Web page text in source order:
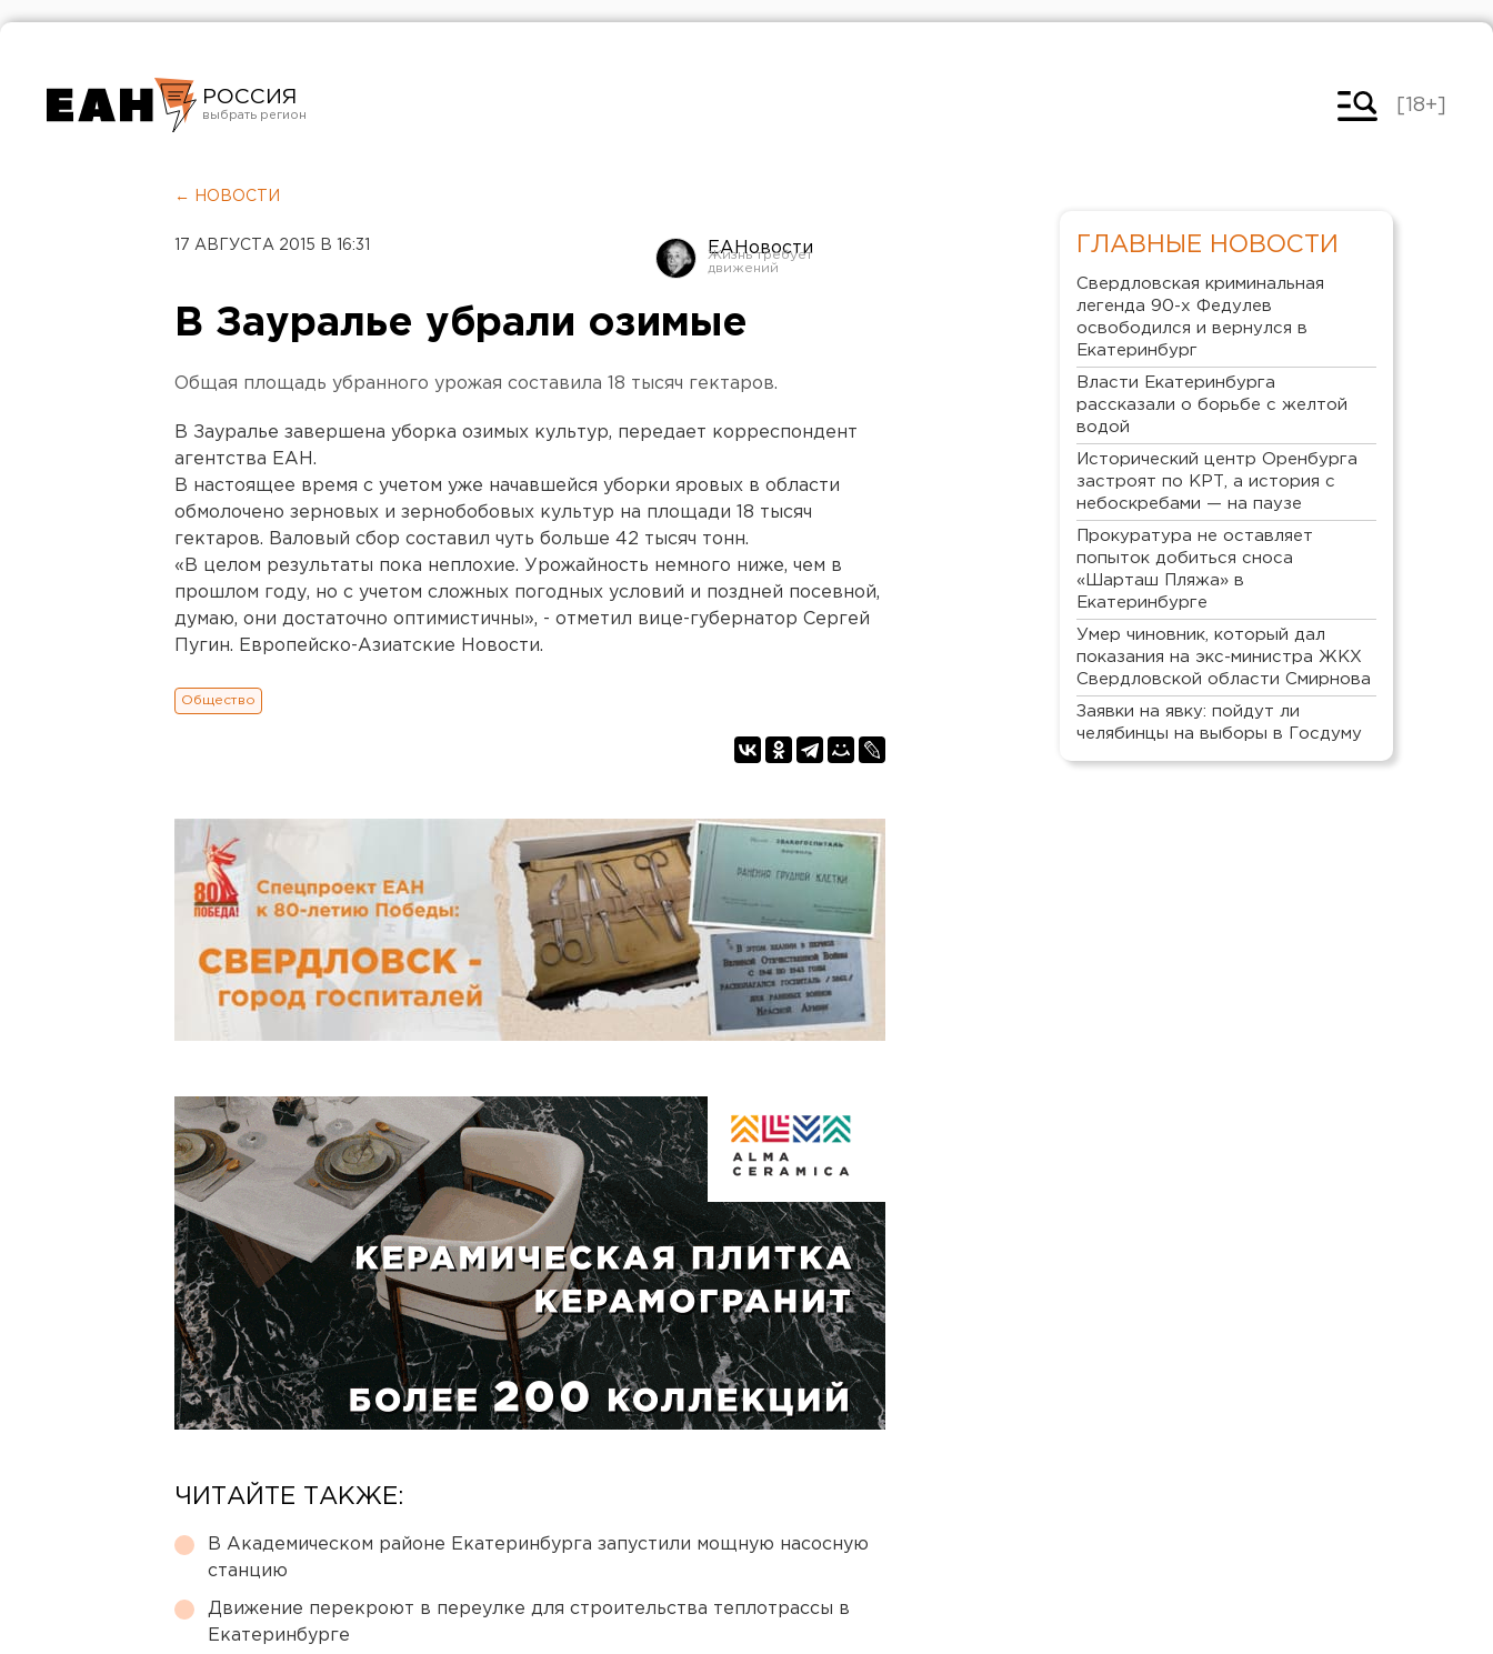
РОССИЯ
Челябинск
[18+]
← НОВОСТИ
17 АВГУСТА 2015 В 16:31 ЕАНовости
В Зауралье убрали озимые
Общая площадь убранного урожая составила 18 тысяч гектаров.
В Зауралье завершена уборка озимых культур, передает корреспондент
агентства ЕАН.
В настоящее время с учетом уже начавшейся уборки яровых в области
обмолочено зерновых и зернобобовых культур на площади 18 тысяч
гектаров. Валовый сбор составил чуть больше 42 тысяч тонн.
«В целом результаты пока неплохие. Урожайность немного ниже, чем в
прошлом году, но с учетом сложных погодных условий и поздней посевной,
думаю, они достаточно оптимистичны», - отметил вице-губернатор Сергей
Пугин. Европейско-Азиатские Новости.
Общество
ЧИТАЙТЕ ТАКЖЕ:
В Академическом районе Екатеринбурга запустили мощную насосную
станцию
Движение перекроют в переулке для строительства теплотрассы в
Екатеринбурге
ГЛАВНЫЕ НОВОСТИ
Свердловская криминальная
легенда 90-х Федулев
освободился и вернулся в
Екатеринбург
Власти Екатеринбурга
рассказали о борьбе с желтой
водой
Исторический центр Оренбурга
застроят по КРТ, а история с
небоскребами — на паузе
Прокуратура не оставляет
попыток добиться сноса
«Шарташ Пляжа» в
Екатеринбурге
Умер чиновник, который дал
показания на экс-министра ЖКХ
Свердловской области Смирнова
Заявки на явку: пойдут ли
челябинцы на выборы в Госдуму